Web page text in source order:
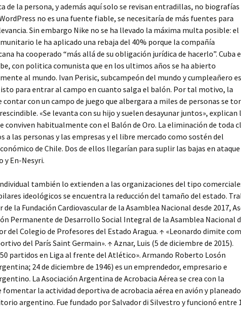
de la persona, y además aquí solo se revisan entradillas, no biografías
no es una fuente fiable, se necesitaría de más fuentes para
Sin embargo Nike no se ha llevado la máxima multa posible: el
le ha aplicado una rebaja del 40% porque la compañía
ha cooperado “más allá de su obligación jurídica de hacerlo”. Cuba
con politica comunista que en los ultimos años se ha abierto
al mundo. Ivan Perisic, subcampeón del mundo y cumpleañero
para entrar al campo en cuanto salga el balón. Por tal motivo, la
contar con un campo de juego que albergara a miles de personas se
«Se levanta con su hijo y suelen desayunar juntos», explican
conviven habitualmente con el Balón de Oro. La eliminación de toda
a las personas y las empresas y el libre mercado como sostén del
de Chile. Dos de ellos llegarían para suplir las bajas en ataque
y En-Nesyri.
también lo extienden a las organizaciones del tipo
ideológicos se encuentra la reducción del tamaño del estado.
de la Fundación Cardiovascular de la Asamblea Nacional desde 2017,
Permanente de Desarrollo Social Integral de la Asamblea Nacional
del Colegio de Profesores del Estado Aragua. ↑ «Leonardo dimite
del París Saint Germain». ↑ Aznar, Luis (5 de diciembre de 2015).
partidos en Liga al frente del Atlético». Armando Roberto Losón
24 de diciembre de 1946) es un emprendedor, empresario e
La Asociación Argentina de Acrobacia Aérea se crea con la
fomentar la actividad deportiva de acrobacia aérea en avión y
argentino. Fue fundado por Salvador di Silvestro y funcionó entre